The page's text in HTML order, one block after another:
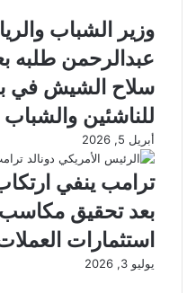
وزير الشباب
عبدالرحمن طلبه
سلاح الشيش في
للناشئين والشباب
أبريل 5, 2026
ترامب ينفي
بعد تحقيق
استثمارات
يوليو 3, 2026